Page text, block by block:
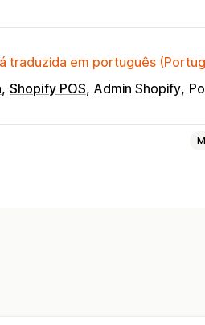
traduzida em português
Shopify POS Admin Shopify